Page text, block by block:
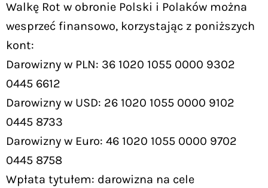
Walkę Rot w obronie Polski i Polaków można
wesprzeć finansowo, korzystając z poniższych
kont:
Darowizny w PLN: 36 1020 1055 0000 9302
0445 6612
Darowizny w USD: 26 1020 1055 0000 9102
0445 8733
Darowizny w Euro: 46 1020 1055 0000 9702
0445 8758
Wpłata tytułem: darowizna na cele